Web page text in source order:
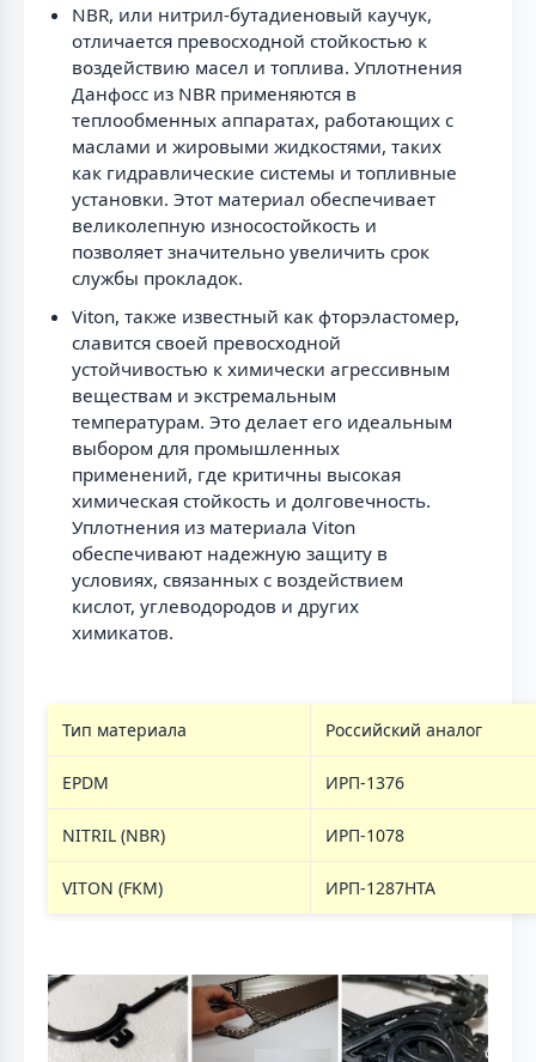
NBR, или нитрил-бутадиеновый каучук,
отличается превосходной стойкостью к
воздействию масел и топлива. Уплотнения
Данфосс из NBR применяются в
теплообменных аппаратах, работающих с
маслами и жировыми жидкостями, таких
как гидравлические системы и топливные
установки. Этот материал обеспечивает
великолепную износостойкость и
позволяет значительно увеличить срок
службы прокладок.
Viton, также известный как фторэластомер,
славится своей превосходной
устойчивостью к химически агрессивным
веществам и экстремальным
температурам. Это делает его идеальным
выбором для промышленных
применений, где критичны высокая
химическая стойкость и долговечность.
Уплотнения из материала Viton
обеспечивают надежную защиту в
условиях, связанных с воздействием
кислот, углеводородов и других
химикатов.
Тип материала Российский аналог
EPDM ИРП-1376
NITRIL (NBR) ИРП-1078
VITON (FKM) ИРП-1287НТА